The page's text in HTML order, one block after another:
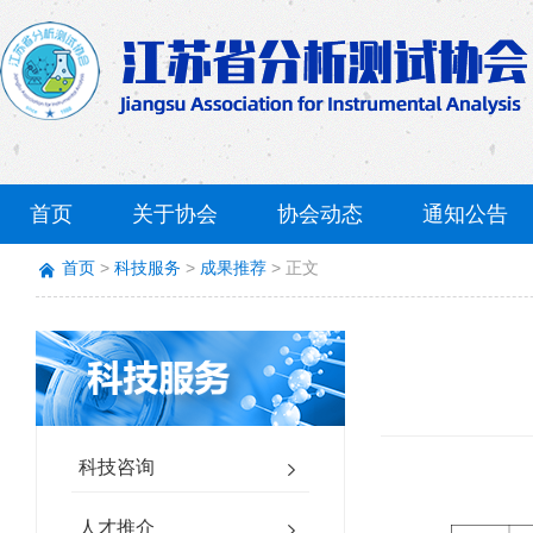
首页 关于协会 协会动态 通知公告
首页 科技服务 成果推荐 正文
科技咨询
人才推介